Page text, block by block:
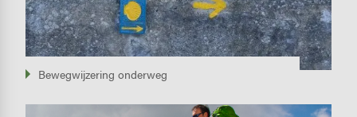
Bewegwijzering onderweg